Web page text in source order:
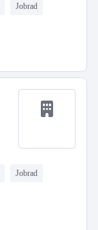
Jobrad
Jobrad